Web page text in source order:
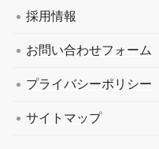
採用情報
お問い合わせフォーム
プライバシーポリシー
サイトマップ